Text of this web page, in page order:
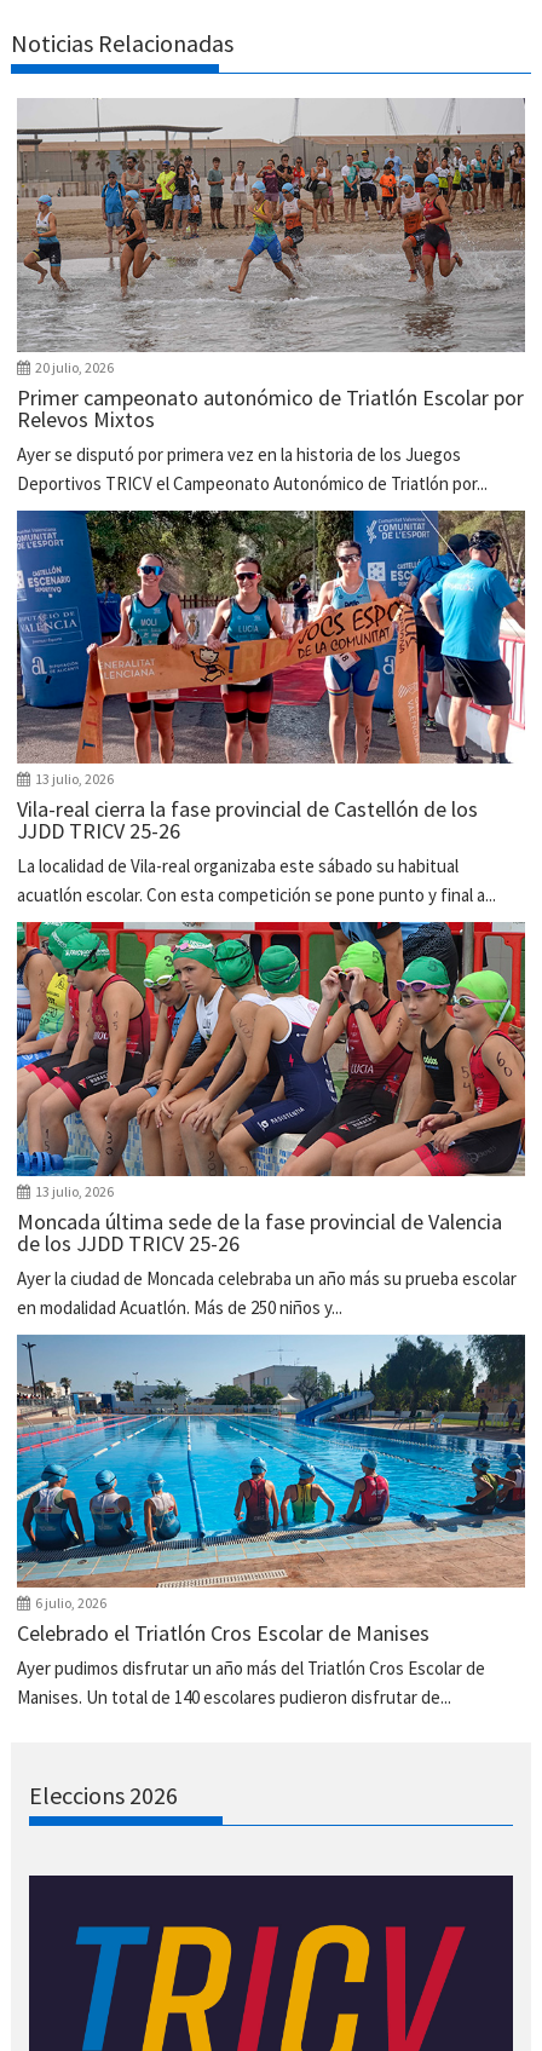
Noticias Relacionadas
20 julio, 2026
Primer campeonato autonómico de Triatlón Escolar por
Relevos Mixtos
Ayer se disputó por primera vez en la historia de los Juegos
Deportivos TRICV el Campeonato Autonómico de Triatlón por...
13 julio, 2026
Vila-real cierra la fase provincial de Castellón de los
JJDD TRICV 25-26
La localidad de Vila-real organizaba este sábado su habitual
acuatlón escolar. Con esta competición se pone punto y final a...
13 julio, 2026
Moncada última sede de la fase provincial de Valencia
de los JJDD TRICV 25-26
Ayer la ciudad de Moncada celebraba un año más su prueba escolar
en modalidad Acuatlón. Más de 250 niños y...
6 julio, 2026
Celebrado el Triatlón Cros Escolar de Manises
Ayer pudimos disfrutar un año más del Triatlón Cros Escolar de
Manises. Un total de 140 escolares pudieron disfrutar de...
Eleccions 2026